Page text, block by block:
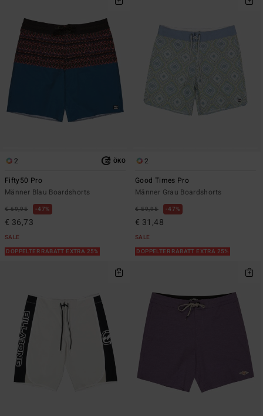
2 ÖKO
Fifty50 Pro
Männer Blau Boardshorts
€ 69,95 47%
€ 36,73
SALE
DOPPELTER RABATT EXTRA 25%
2
Good Times Pro
Männer Grau Boardshorts
€ 59,95 47%
€ 31,48
SALE
DOPPELTER RABATT EXTRA 25%